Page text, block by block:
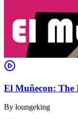
El Muñecon: The
By loungeking